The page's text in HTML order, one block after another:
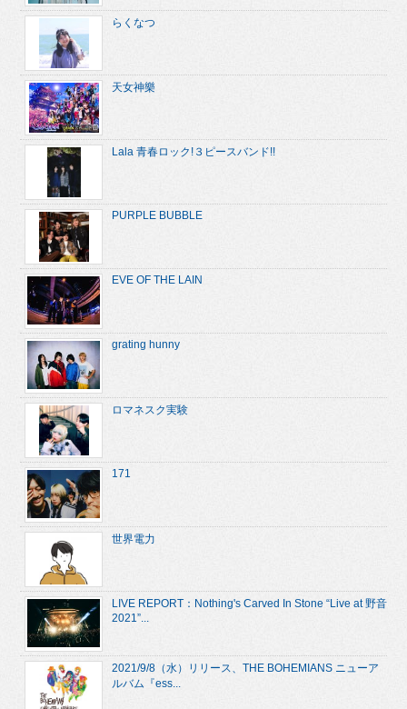
らくなつ
天女神樂
Lala 青春ロック!３ピースバンド!!
PURPLE BUBBLE
EVE OF THE LAIN
grating hunny
ロマネスク実験
171
世界電力
LIVE REPORT：Nothing's Carved In Stone “Live at 野音
2021”...
2021/9/8（水）リリース、THE BOHEMIANS ニューア
ルバム『ess...